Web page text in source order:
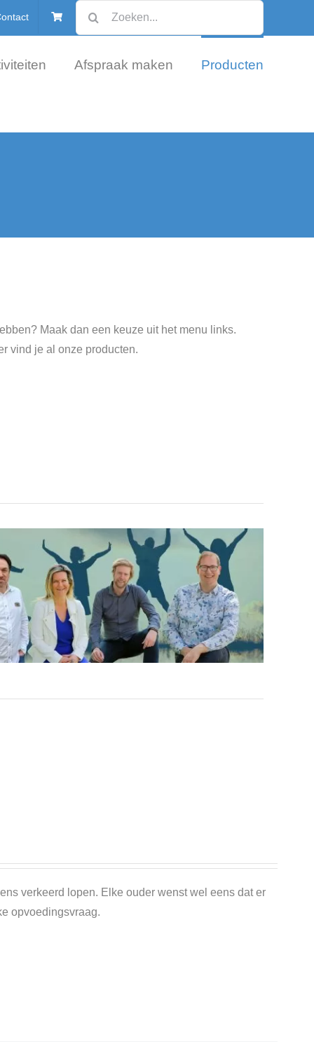
naar:
Afspraak maken Producten
Maak dan een keuze uit het menu links.
vind je al onze producten.
verkeerd lopen. Elke ouder wenst wel eens dat er
opvoedingsvraag.